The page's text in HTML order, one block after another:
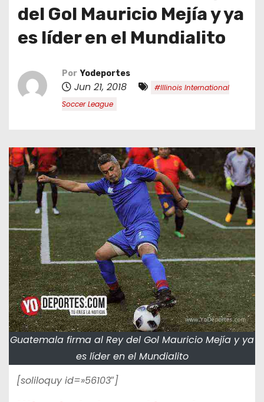
del Gol Mauricio Mejía y ya
es líder en el Mundialito
Por Yodeportes
Jun 21, 2018
#Illinois International
Soccer League
Guatemala firma al Rey del Gol Mauricio Mejía y ya
es líder en el Mundialito
[soliloquy id=»56103″]